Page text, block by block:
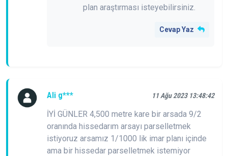
plan araştırması isteyebilirsiniz.
Cevap Yaz
Ali g*** 11 Ağu 2023 13:48:42
İYİ GÜNLER 4,500 metre kare bir arsada 9/2
oranında hissedarım arsayı parselletmek
istiyoruz arsamız 1/1000 lik imar planı içinde
ama bir hissedar parselletmek istemiyor